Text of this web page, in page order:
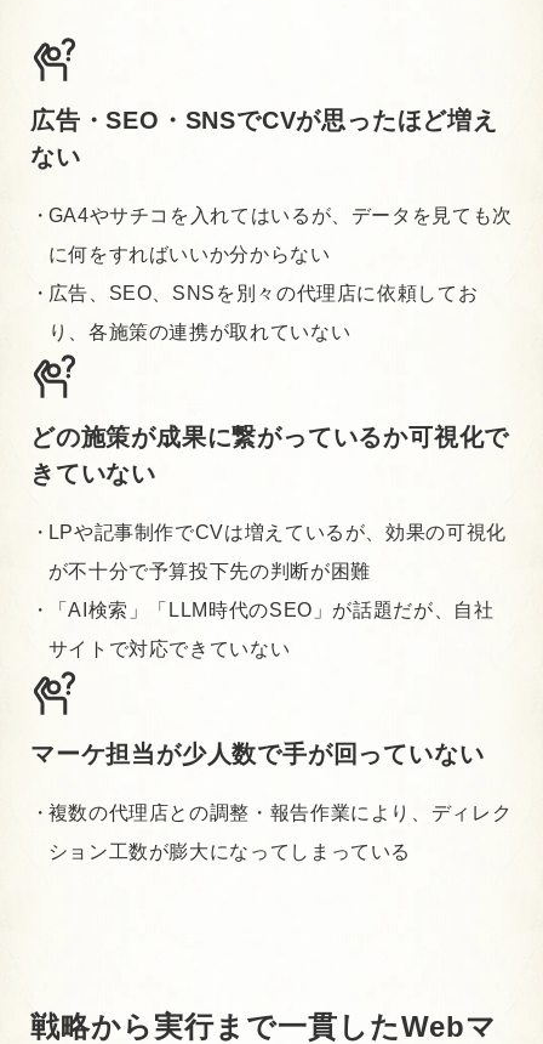
広告・SEO・SNSでCVが思ったほど増え
ない
GA4やサチコを入れてはいるが、データを見ても次
に何をすればいいか分からない
広告、SEO、SNSを別々の代理店に依頼してお
り、各施策の連携が取れていない
どの施策が成果に繋がっているか可視化で
きていない
LPや記事制作でCVは増えているが、効果の可視化
が不十分で予算投下先の判断が困難
「AI検索」「LLM時代のSEO」が話題だが、自社
サイトで対応できていない
マーケ担当が少人数で手が回っていない
複数の代理店との調整・報告作業により、ディレク
ション工数が膨大になってしまっている
戦略から実行まで一貫したWebマ